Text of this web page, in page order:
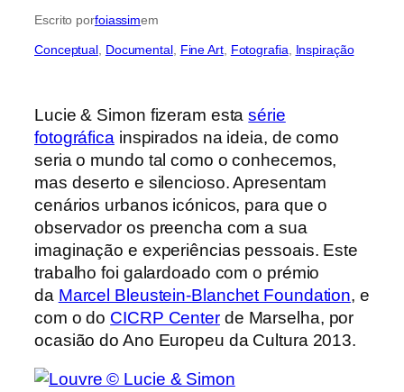
Escrito porfoiassimem
Conceptual Documental, Fine Art, Fotografia Inspiração
Lucie & Simon fizeram estasérie
fotográfica inspirados na ideia, de como
seria o mundo tal como o conhecemos,
mas deserto e silencioso. Apresentam
cenários urbanos icónicos, para que o
observador os preencha com a sua
imaginação e experiências pessoais. Este
trabalho foi galardoado com o prémio
da Marcel Bleustein-Blanchet Foundation, e
com o do CICRP Center de Marselha, por
ocasião do Ano Europeu da Cultura 2013.